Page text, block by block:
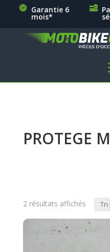
Garantie 6
mois*
PROTEGE
2 résultats affichés